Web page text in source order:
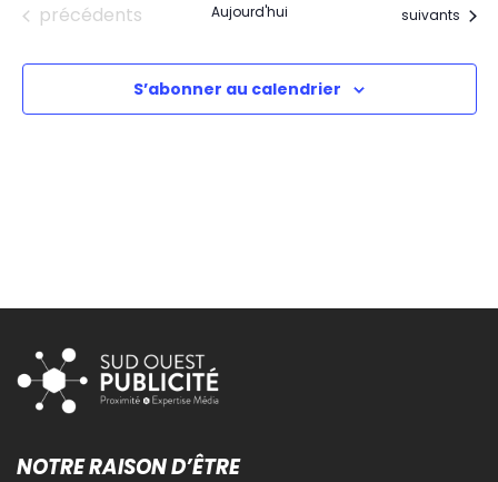
Évènements
précédents Aujourd'hui Évènements
suivants
S’abonner au calendrier
NOTRE RAISON D’ÊTRE